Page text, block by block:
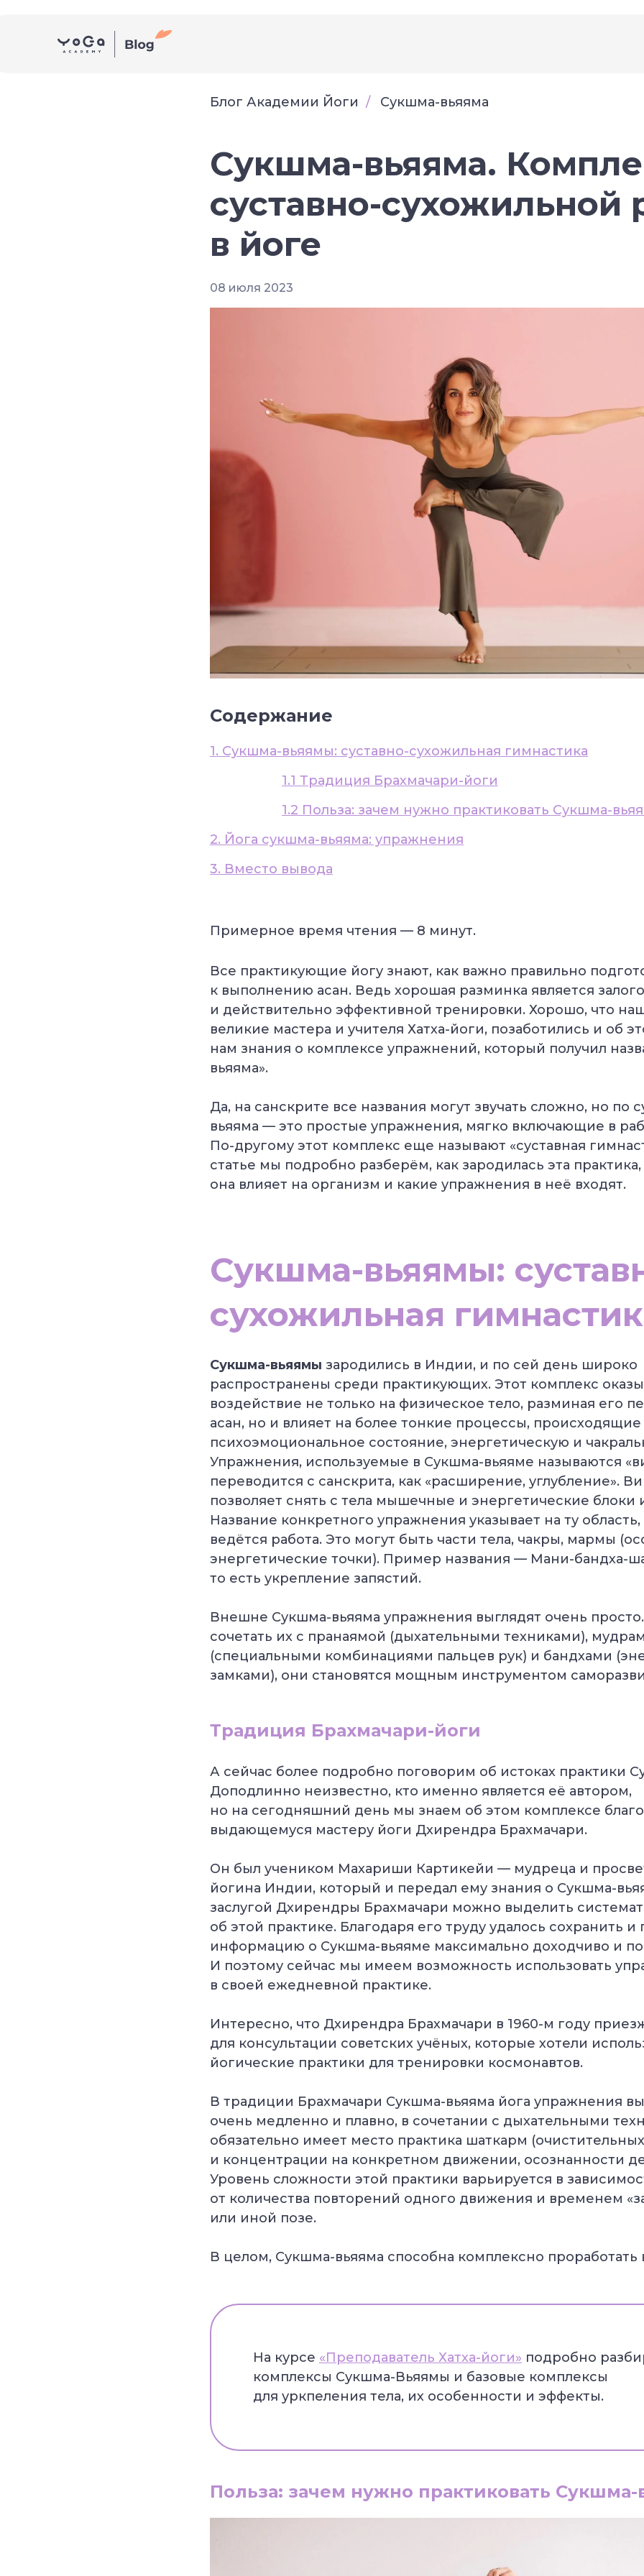
Блог Академии Йоги / Сукшма-вьяяма
Сукшма-вьяяма.
суставно-сухожильной
в йоге
08 июля 2023
Содержание
1. Сукшма-вьяямы: суставно-сухожильная гимнастика
1.1 Традиция Брахмачари-йоги
1.2 Польза: зачем нужно практиковать Сукшма-
2. Йога сукшма-вьяяма: упражнения
3. Вместо вывода
Примерное время чтения — 8 минут.
Все практикующие йогу знают, как важно правильно
к выполнению асан. Ведь хорошая разминка является
и действительно эффективной тренировки. Хорошо, что
великие мастера и учителя Хатха-йоги, позаботились и об
нам знания о комплексе упражнений, который получил
вьяяма».
Да, на санскрите все названия могут звучать сложно, но по
вьяяма — это простые упражнения, мягко включающие в
По-другому этот комплекс еще называют «суставная
статье мы подробно разберём, как зародилась эта
она влияет на организм и какие упражнения в неё входят.
Сукшма-вьяямы:
сухожильная
Сукшма-вьяямы зародились в Индии, и по сей день широко
распространены среди практикующих. Этот комплекс
воздействие не только на физическое тело, разминая его
асан, но и влияет на более тонкие процессы,
психоэмоциональное состояние, энергетическую и
Упражнения, используемые в Сукшма-вьяяме называются
переводится с санскрита, как «расширение, углубление».
позволяет снять с тела мышечные и энергетические блоки
Название конкретного упражнения указывает на ту
ведётся работа. Это могут быть части тела, чакры, мармы
энергетические точки). Пример названия — Мани-бандха-
то есть укрепление запястий.
Внешне Сукшма-вьяяма упражнения выглядят очень
сочетать их с пранаямой (дыхательными техниками),
(специальными комбинациями пальцев рук) и бандхами
замками), они становятся мощным инструментом
Традиция Брахмачари-йоги
А сейчас более подробно поговорим об истоках практики
Доподлинно неизвестно, кто именно является её автором,
но на сегодняшний день мы знаем об этом комплексе
выдающемуся мастеру йоги Дхирендра Брахмачари.
Он был учеником Махариши Картикейи — мудреца и
йогина Индии, который и передал ему знания о Сукшма-
заслугой Дхирендры Брахмачари можно выделить
об этой практике. Благодаря его труду удалось cохранить и
информацию о Сукшма-вьяяме максимально доходчиво и
И поэтому сейчас мы имеем возможность использовать
в своей ежедневной практике.
Интересно, что Дхирендра Брахмачари в 1960-м году
для консультации советских учёных, которые хотели
йогические практики для тренировки космонавтов.
В традиции Брахмачари Сукшма-вьяяма йога упражнения
очень медленно и плавно, в сочетании с дыхательными
обязательно имеет место практика шаткарм
и концентрации на конкретном движении, осознанности
Уровень сложности этой практики варьируется в
от количества повторений одного движения и временем
или иной позе.
В целом, Сукшма-вьяяма способна комплексно проработать
На курсе «Преподаватель Хатха-йоги» подробно
комплексы Сукшма-Вьяямы и базовые комплексы
для уркпеления тела, их особенности и эффекты.
Польза: зачем нужно практиковать